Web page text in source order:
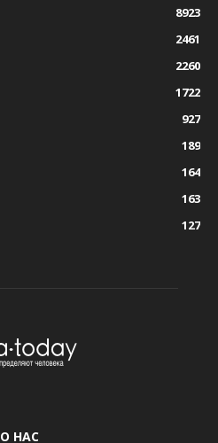
8923
2461
2260
1722
927
189
164
163
127
О НАС